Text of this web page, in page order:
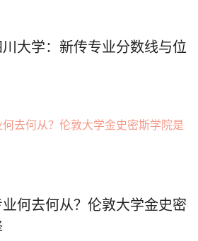
大学：新传专业分数线与位
何去何从？伦敦大学金史密